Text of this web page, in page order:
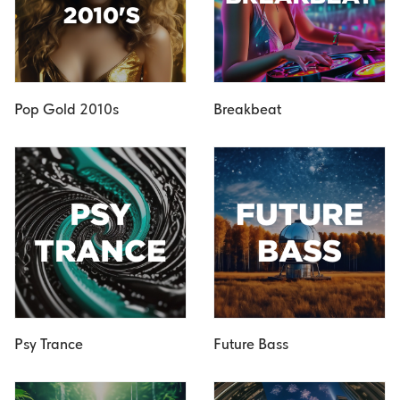
Pop Gold 2010s Breakbeat
Psy Trance Future Bass